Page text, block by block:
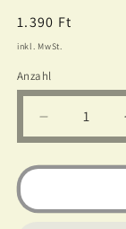
Normaler
Preis
1.390 Ft
inkl. MwSt.
Anzahl
Verringere
die
Menge
400g